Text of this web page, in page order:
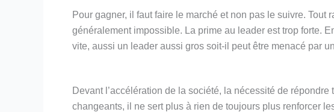
Pour gagner, il faut faire le marché et non pas le suivre. Tout
généralement impossible. La prime au leader est trop forte.
vite, aussi un leader aussi gros soit-il peut être menacé par
Devant l’accélération de la société, la nécessité de
changeants, il ne sert plus à rien de toujours plus renforcer